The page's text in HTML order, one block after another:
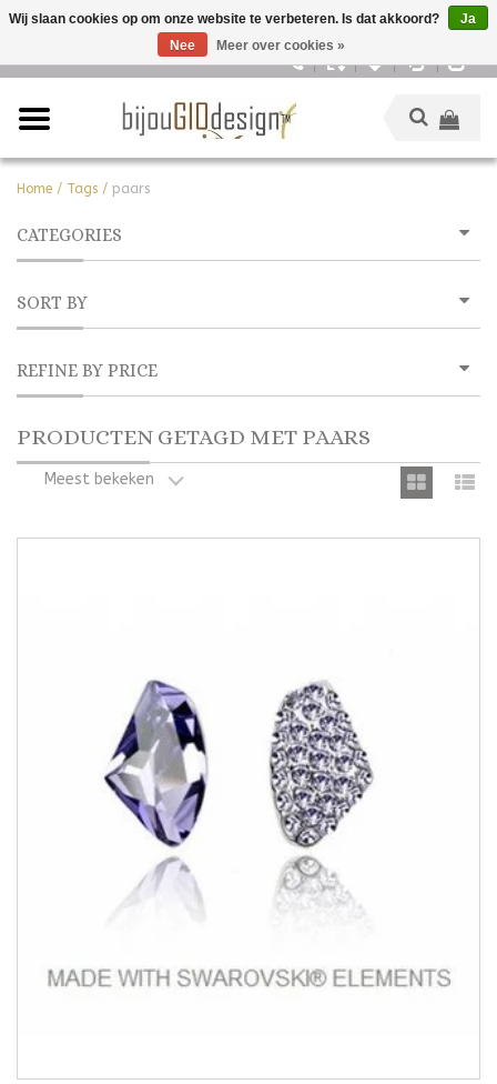
Home / Tags / paars
CATEGORIES
SORT BY
REFINE BY PRICE
PRODUCTEN GETAGD MET PAARS
Meest bekeken
Wij slaan cookies op om onze website te verbeteren. Is dat akkoord?
Ja
Nee
Meer over cookies »